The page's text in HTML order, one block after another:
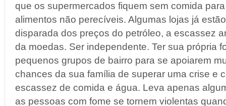
que os supermercados fiquem sem comida
alimentos não perecíveis. Algumas lojas já
disparada dos preços do petróleo, a escassez
da moedas. Ser independente. Ter sua própria
pequenos grupos de bairro para se apoiarem
chances da sua família de superar uma crise e
escassez de comida e água. Leva apenas
as pessoas com fome se tornem violentas